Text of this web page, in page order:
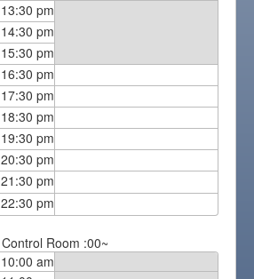
13:30 pm
14:30 pm
15:30 pm
16:30 pm
17:30 pm
18:30 pm
19:30 pm
20:30 pm
21:30 pm
22:30 pm
Control Room :00~
10:00 am